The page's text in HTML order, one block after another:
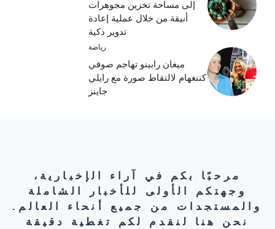
إلى مساحة تخزين مجوهرات
أنيقة من خلال عملية إعادة
تدوير ذكية
رياضة
ميغان رابينو تهاجم صوفي
كننغهام لالتقاط صورة مع رايلي
جاينز
مرحبًا بكم في آراء الإخبارية،
وجهتكم الأولى للأخبار الشاملة
والمستجدات من جميع أنحاء العالم.
نحن هنا لنقدم لكم تغطية دقيقة